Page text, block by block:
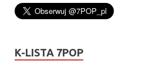
K-LISTA 7POP